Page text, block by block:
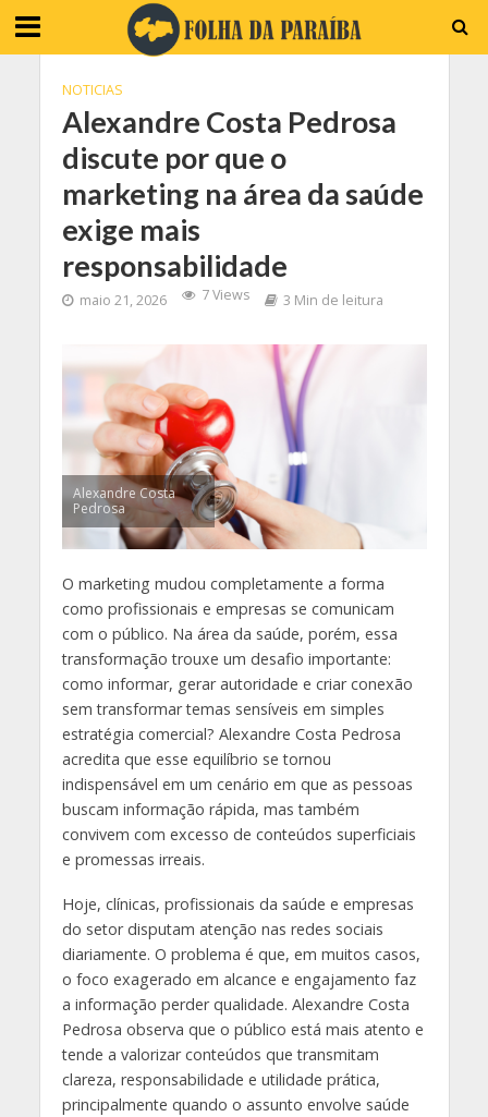
NOTICIAS
Alexandre Costa Pedrosa
discute por que o
marketing na área da saúde
exige mais
responsabilidade
maio 21, 2026 7 Views 3 Min de leitura
Alexandre Costa
Pedrosa
O marketing mudou completamente a forma
como profissionais e empresas se comunicam
com o público. Na área da saúde, porém, essa
transformação trouxe um desafio importante:
como informar, gerar autoridade e criar conexão
sem transformar temas sensíveis em simples
estratégia comercial? Alexandre Costa Pedrosa
acredita que esse equilíbrio se tornou
indispensável em um cenário em que as pessoas
buscam informação rápida, mas também
convivem com excesso de conteúdos superficiais
e promessas irreais.
Hoje, clínicas, profissionais da saúde e empresas
do setor disputam atenção nas redes sociais
diariamente. O problema é que, em muitos casos,
o foco exagerado em alcance e engajamento faz
a informação perder qualidade. Alexandre Costa
Pedrosa observa que o público está mais atento e
tende a valorizar conteúdos que transmitam
clareza, responsabilidade e utilidade prática,
principalmente quando o assunto envolve saúde